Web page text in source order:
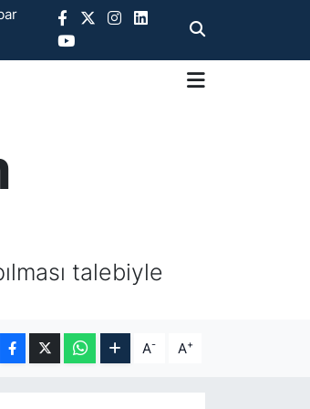
talebiyle
A- A+